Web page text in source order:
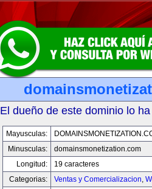
El dueño de este dominio lo
Mayusculas:
Minusculas:
domainsmonetization.com
Longitud:
19 caracteres
Categorias:
Ventas y Comercializacion,